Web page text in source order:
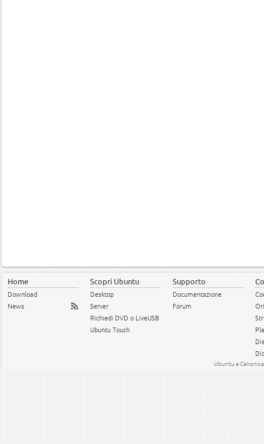
Home
Download
News
Scopri Ubuntu
Desktop
Server
Richiedi DVD o LiveUSB
Ubuntu Touch
Supporto
Documentazione
Forum
Ubuntu e